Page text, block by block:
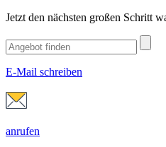
Jetzt den nächsten großen Schritt
E-Mail schreiben
anrufen